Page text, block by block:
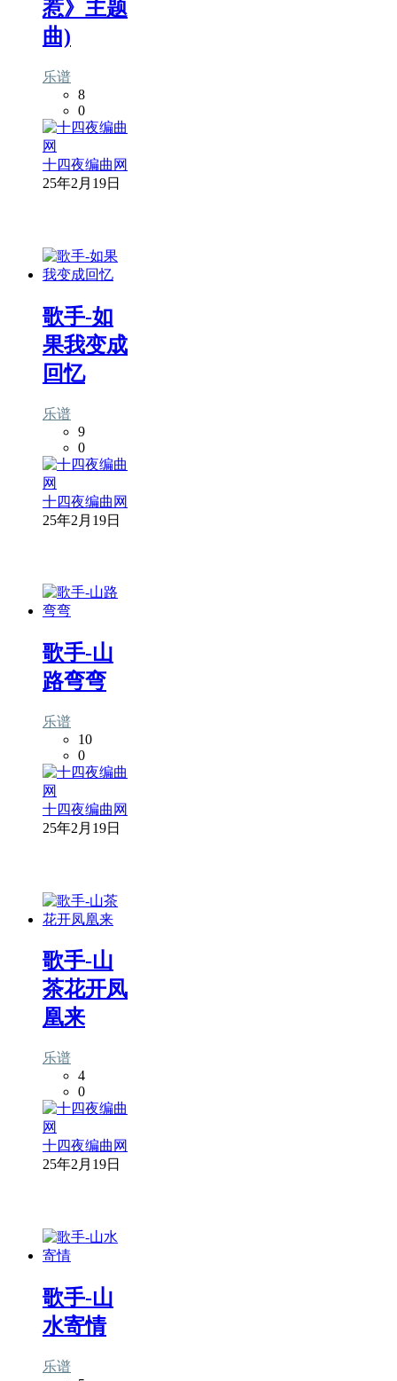
惹》主题
曲)
乐谱
8
0
十四夜编曲网
25年2月19日
歌手-如
果我变成
回忆
乐谱
9
0
十四夜编曲网
25年2月19日
歌手-山
路弯弯
乐谱
10
0
十四夜编曲网
25年2月19日
歌手-山
茶花开凤
凰来
乐谱
4
0
十四夜编曲网
25年2月19日
歌手-山
水寄情
乐谱